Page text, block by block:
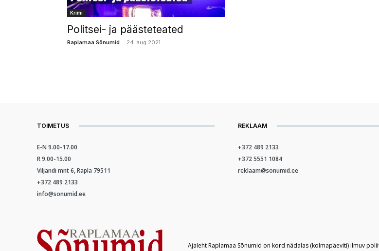
Krimi
Politsei- ja päästeteated
Raplamaa Sõnumid - 24. aug 2021
TOIMETUS
E-N 9.00-17.00
R 9.00-15.00
Viljandi mnt 6, Rapla 79511
+372 489 2133
info@sonumid.ee
REKLAAM
+372 489 2133
+372 5551 1084
reklaam@sonumid.ee
Ajaleht Raplamaa Sõnumid on kord nädalas (kolmapäeviti) ilmuv